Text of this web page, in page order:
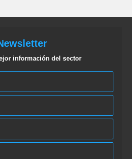
información del sector